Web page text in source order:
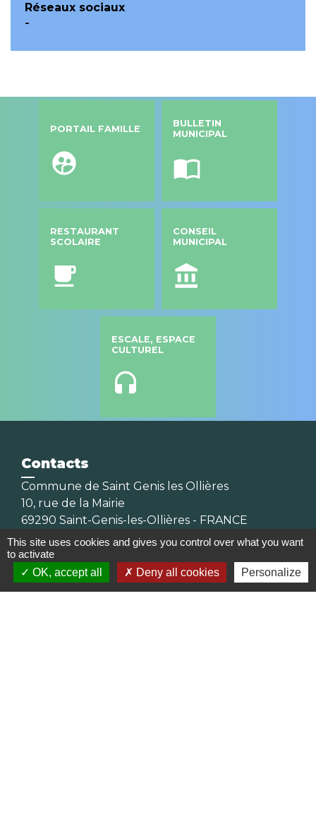
Réseaux sociaux
-
PORTAIL FAMILLE
supervised_user_circle
BULLETIN
MUNICIPAL
import_contacts
RESTAURANT
SCOLAIRE
local_cafe
CONSEIL
MUNICIPAL
account_balance
ESCALE, ESPACE
CULTUREL
headset
Contacts
Commune de Saint Genis les Ollières
10, rue de la Mairie
69290 Saint-Genis-les-Ollières - FRANCE
+33 4 78 57 05 55
Contact par formulaire
Horaires
This site uses cookies and gives you control over what you want
to activate
OK, accept all
Deny all cookies Personalize